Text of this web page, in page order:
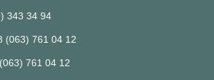
343 34 94
(063) 761 04 12
761 04 12